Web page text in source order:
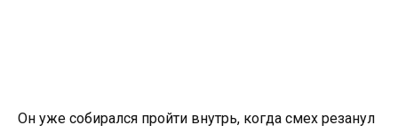
Он уже собирался пройти внутрь, когда смех резанул